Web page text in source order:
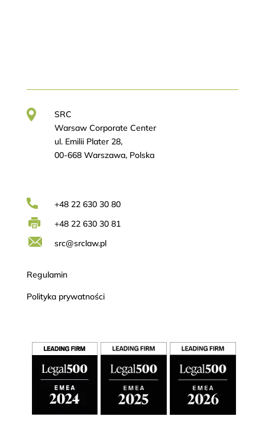
SRC
Warsaw Corporate Center
ul. Emilii Plater 28,
00-668 Warszawa, Polska
+48 22 630 30 80
+48 22 630 30 81
src@srclaw.pl
Regulamin
Polityka prywatności